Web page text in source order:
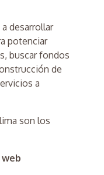
desarrollar
potenciar
buscar fondos
de
a
son los